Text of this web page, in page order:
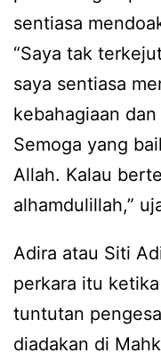
sentiasa
“Saya tak
saya sentiasa
kebahagiaan
Semoga yang
Allah. Kalau
alhamdulillah,”
Adira atau Siti
perkara itu
tuntutan
diadakan di